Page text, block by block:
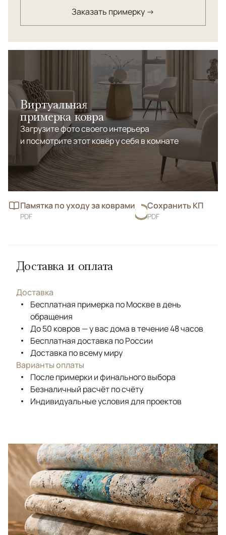
Заказать примерку →
Виртуальная
примерка ковра
Загрузите фото своего интерьера
и посмотрите этот ковёр у себя в комнате
Памятка по уходу за коврами
PDF
Сохранить КП
PDF
Доставка и оплата
Доставка
Бесплатная примерка по Москве в день
обращения
До 50 ковров — у вас дома в течение 48 часов
Бесплатная доставка по России
Доставка по всему миру
Варианты оплаты
После примерки и финального выбора
Безналичный расчёт по счёту
Индивидуальные условия для проектов